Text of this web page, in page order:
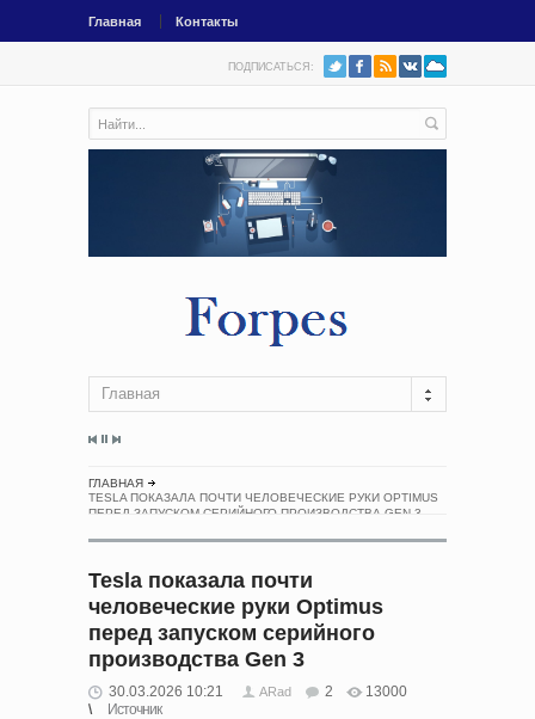
Главная Контакты
ПОДПИСАТЬСЯ:
Главная
ГЛАВНАЯ
TESLA ПОКАЗАЛА ПОЧТИ ЧЕЛОВЕЧЕСКИЕ РУКИ OPTIMUS
ПЕРЕД ЗАПУСКОМ СЕРИЙНОГО ПРОИЗВОДСТВА GEN 3
Tesla показала почти
человеческие руки Optimus
перед запуском серийного
производства Gen 3
30.03.2026 10:21 ARad 2
13000
Источник